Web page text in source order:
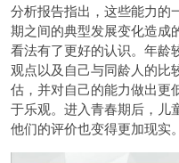
分析报告指出，这些能力的
期之间的典型发展变化造成
看法有了更好的认识。年龄
观点以及自己与同龄人的比
估，并对自己的能力做出更
于乐观。进入青春期后，儿
他们的评价也变得更加现实。